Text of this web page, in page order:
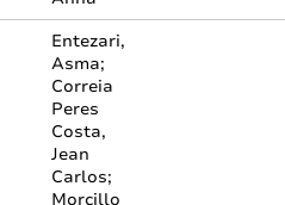
Entezari,
Asma;
Correia
Peres
Costa,
Jean
Carlos;
Morcillo